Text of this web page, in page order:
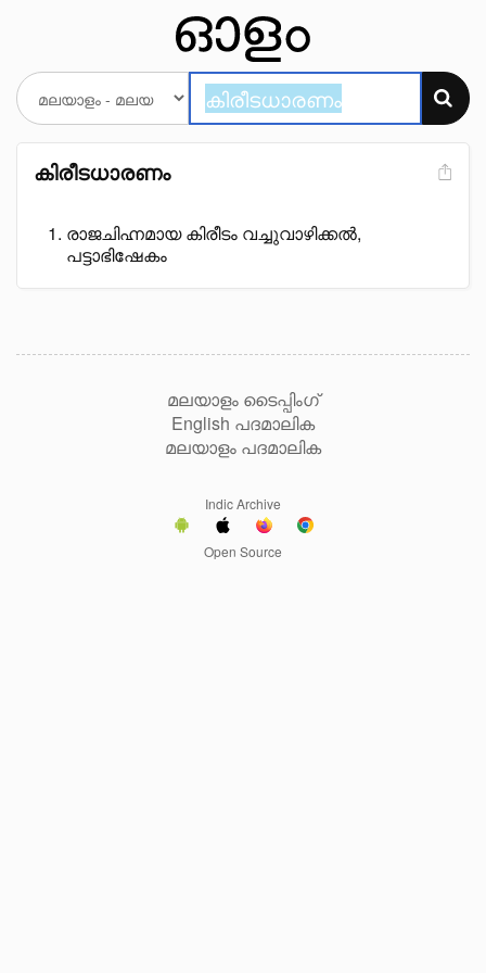
കിരീടധാരണം
രാജചിഹ്നമായ കിരീടം വച്ചുവാഴിക്കൽ,
പട്ടാഭിഷേകം
മലയാളം ടൈപ്പിംഗ്
English പദമാലിക
മലയാളം പദമാലിക
Indic Archive
Open Source